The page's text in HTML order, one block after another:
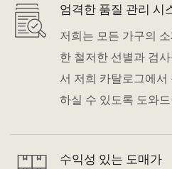
엄격한 품질 관리 시
저희는 모든 가구의
한 철저한 선별과 검
서 저희 카탈로그에
하실 수 있도록 도와
수익성 있는 도매가